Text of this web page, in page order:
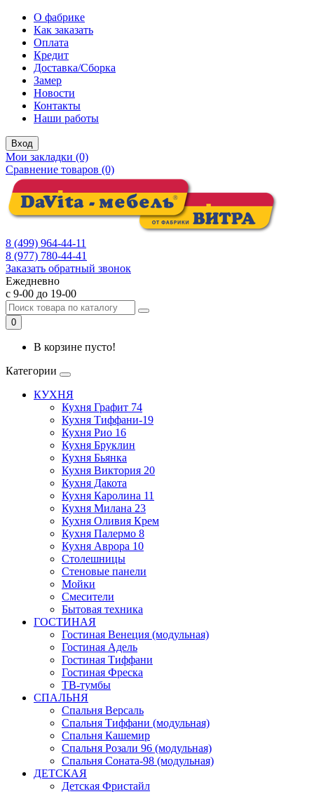
О фабрике
Как заказать
Оплата
Кредит
Доставка/Сборка
Замер
Новости
Контакты
Наши работы
Вход
Мои закладки (0)
Сравнение товаров (0)
8 (499) 964-44-11
8 (977) 780-44-41
Заказать обратный звонок
Ежедневно
с 9-00 до 19-00
0
В корзине пусто!
Категории
КУХНЯ
Кухня Графит 74
Кухня Тиффани-19
Кухня Рио 16
Кухня Бруклин
Кухня Бьянка
Кухня Виктория 20
Кухня Дакота
Кухня Каролина 11
Кухня Милана 23
Кухня Оливия Крем
Кухня Палермо 8
Кухня Аврора 10
Столешницы
Стеновые панели
Мойки
Смесители
Бытовая техника
ГОСТИНАЯ
Гостиная Венеция (модульная)
Гостиная Адель
Гостиная Тиффани
Гостиная Фреска
ТВ-тумбы
СПАЛЬНЯ
Спальня Версаль
Спальня Тиффани (модульная)
Спальня Кашемир
Спальня Розали 96 (модульная)
Спальня Соната-98 (модульная)
ДЕТСКАЯ
Детская Фристайл